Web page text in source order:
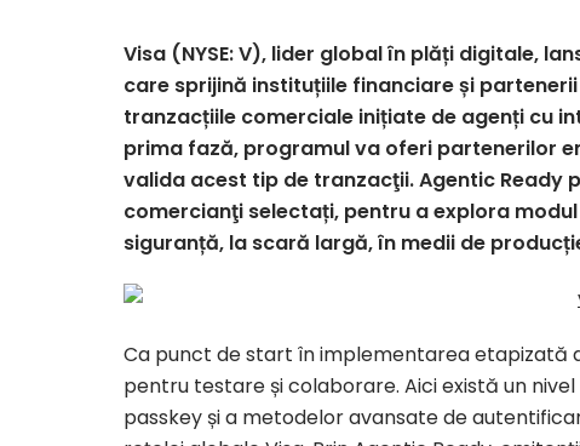
Visa (NYSE: V), lider global în plăți digitale,
care sprijină instituțiile financiare și
tranzacțiile comerciale inițiate de agenți cu
prima fază, programul va oferi partenerilor
valida acest tip de tranzacţii. Agentic Ready
comercianţi selectați, pentru a explora
siguranță, la scară largă, în medii de
Ca punct de start în implementarea etapizată
pentru testare și colaborare. Aici există un
passkey și a metodelor avansate de